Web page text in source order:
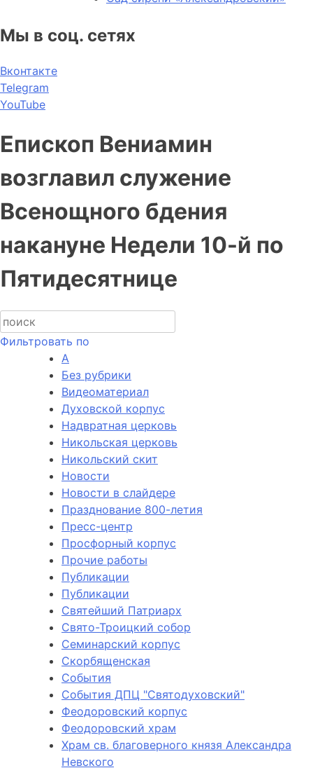
Мы в соц. сетях
Вконтакте
Telegram
YouTube
Епископ Вениамин
возглавил служение
Всенощного бдения
накануне Недели 10-й по
Пятидесятнице
Фильтровать по
А
Без рубрики
Видеоматериал
Духовской корпус
Надвратная церковь
Никольская церковь
Никольский скит
Новости
Новости в слайдере
Празднование 800-летия
Пресс-центр
Просфорный корпус
Прочие работы
Публикации
Публикации
Святейший Патриарх
Свято-Троицкий собор
Семинарский корпус
Скорбященская
События
События ДПЦ "Святодуховский"
Феодоровский корпус
Феодоровский храм
Храм св. благоверного князя Александра
Невского